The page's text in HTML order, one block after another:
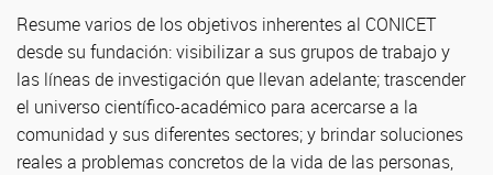
Resume varios de los objetivos inherentes al CONICET
desde su fundación: visibilizar a sus grupos de trabajo y
las líneas de investigación que llevan adelante; trascender
el universo científico-académico para acercarse a la
comunidad y sus diferentes sectores; y brindar soluciones
reales a problemas concretos de la vida de las personas,